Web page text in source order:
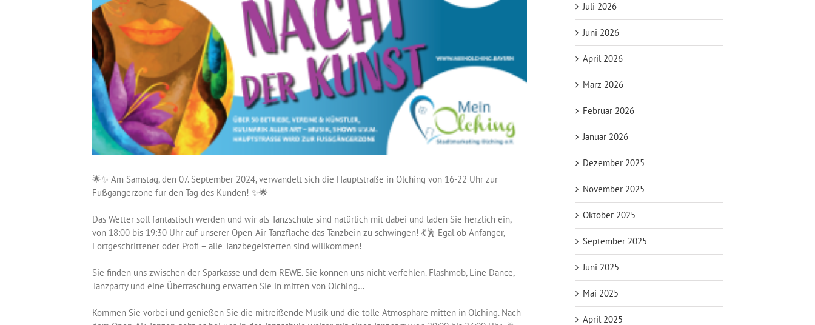
🌟✨ Am Samstag, den 07. September 2024, verwandelt sich die Hauptstraße in Olching von 16-22 Uhr zur
Fußgängerzone für den Tag des Kunden! ✨🌟
Das Wetter soll fantastisch werden und wir als Tanzschule sind natürlich mit dabei und laden Sie herzlich ein,
von 18:00 bis 19:30 Uhr auf unserer Open-Air Tanzfläche das Tanzbein zu schwingen! 💃🕺 Egal ob Anfänger,
Fortgeschrittener oder Profi – alle Tanzbegeisterten sind willkommen!
Sie finden uns zwischen der Sparkasse und dem REWE. Sie können uns nicht verfehlen. Flashmob, Line Dance,
Tanzparty und eine Überraschung erwarten Sie in mitten von Olching…
Kommen Sie vorbei und genießen Sie die mitreißende Musik und die tolle Atmosphäre mitten in Olching. Nach
Juli 2026
Juni 2026
April 2026
März 2026
Februar 2026
Januar 2026
Dezember 2025
November 2025
Oktober 2025
September 2025
Juni 2025
Mai 2025
April 2025